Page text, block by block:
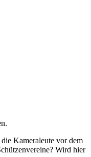
Kameraleute vor dem
Wird hier